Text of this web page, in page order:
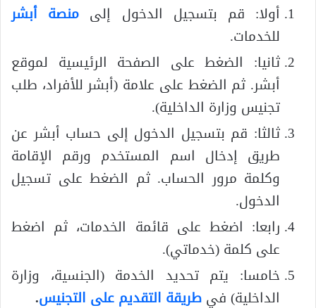
أولا: قم بتسجيل الدخول إلى منصة أبشر
للخدمات.
ثانيا: الضغط على الصفحة الرئيسية لموقع
أبشر. ثم الضغط على علامة (أبشر للأفراد، طلب
تجنيس وزارة الداخلية).
ثالثا: قم بتسجيل الدخول إلى حساب أبشر عن
طريق إدخال اسم المستخدم ورقم الإقامة
وكلمة مرور الحساب. ثم الضغط على تسجيل
الدخول.
رابعا: اضغط على قائمة الخدمات، ثم اضغط
على كلمة (خدماتي).
خامسا: يتم تحديد الخدمة (الجنسية، وزارة
الداخلية) فيطريقة التقديم على التجنيس.